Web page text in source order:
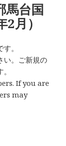
馬台国
月）
。
い。ご新規の
If you are
may